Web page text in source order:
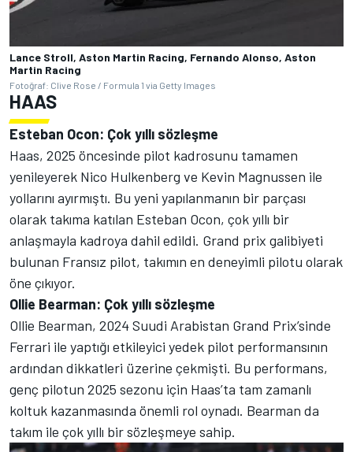
Lance Stroll, Aston Martin Racing, Fernando Alonso, Aston
Martin Racing
Fotoğraf: Clive Rose / Formula 1 via Getty Images
HAAS
Esteban Ocon: Çok yıllı sözleşme
Haas, 2025 öncesinde pilot kadrosunu tamamen
yenileyerek Nico Hulkenberg ve Kevin Magnussen ile
yollarını ayırmıştı. Bu yeni yapılanmanın bir parçası
olarak takıma katılan Esteban Ocon, çok yıllı bir
anlaşmayla kadroya dahil edildi. Grand prix galibiyeti
bulunan Fransız pilot, takımın en deneyimli pilotu olarak
öne çıkıyor.
Ollie Bearman: Çok yıllı sözleşme
Ollie Bearman, 2024 Suudi Arabistan Grand Prix’sinde
Ferrari ile yaptığı etkileyici yedek pilot performansının
ardından dikkatleri üzerine çekmişti. Bu performans,
genç pilotun 2025 sezonu için Haas’ta tam zamanlı
koltuk kazanmasında önemli rol oynadı. Bearman da
takım ile çok yıllı bir sözleşmeye sahip.